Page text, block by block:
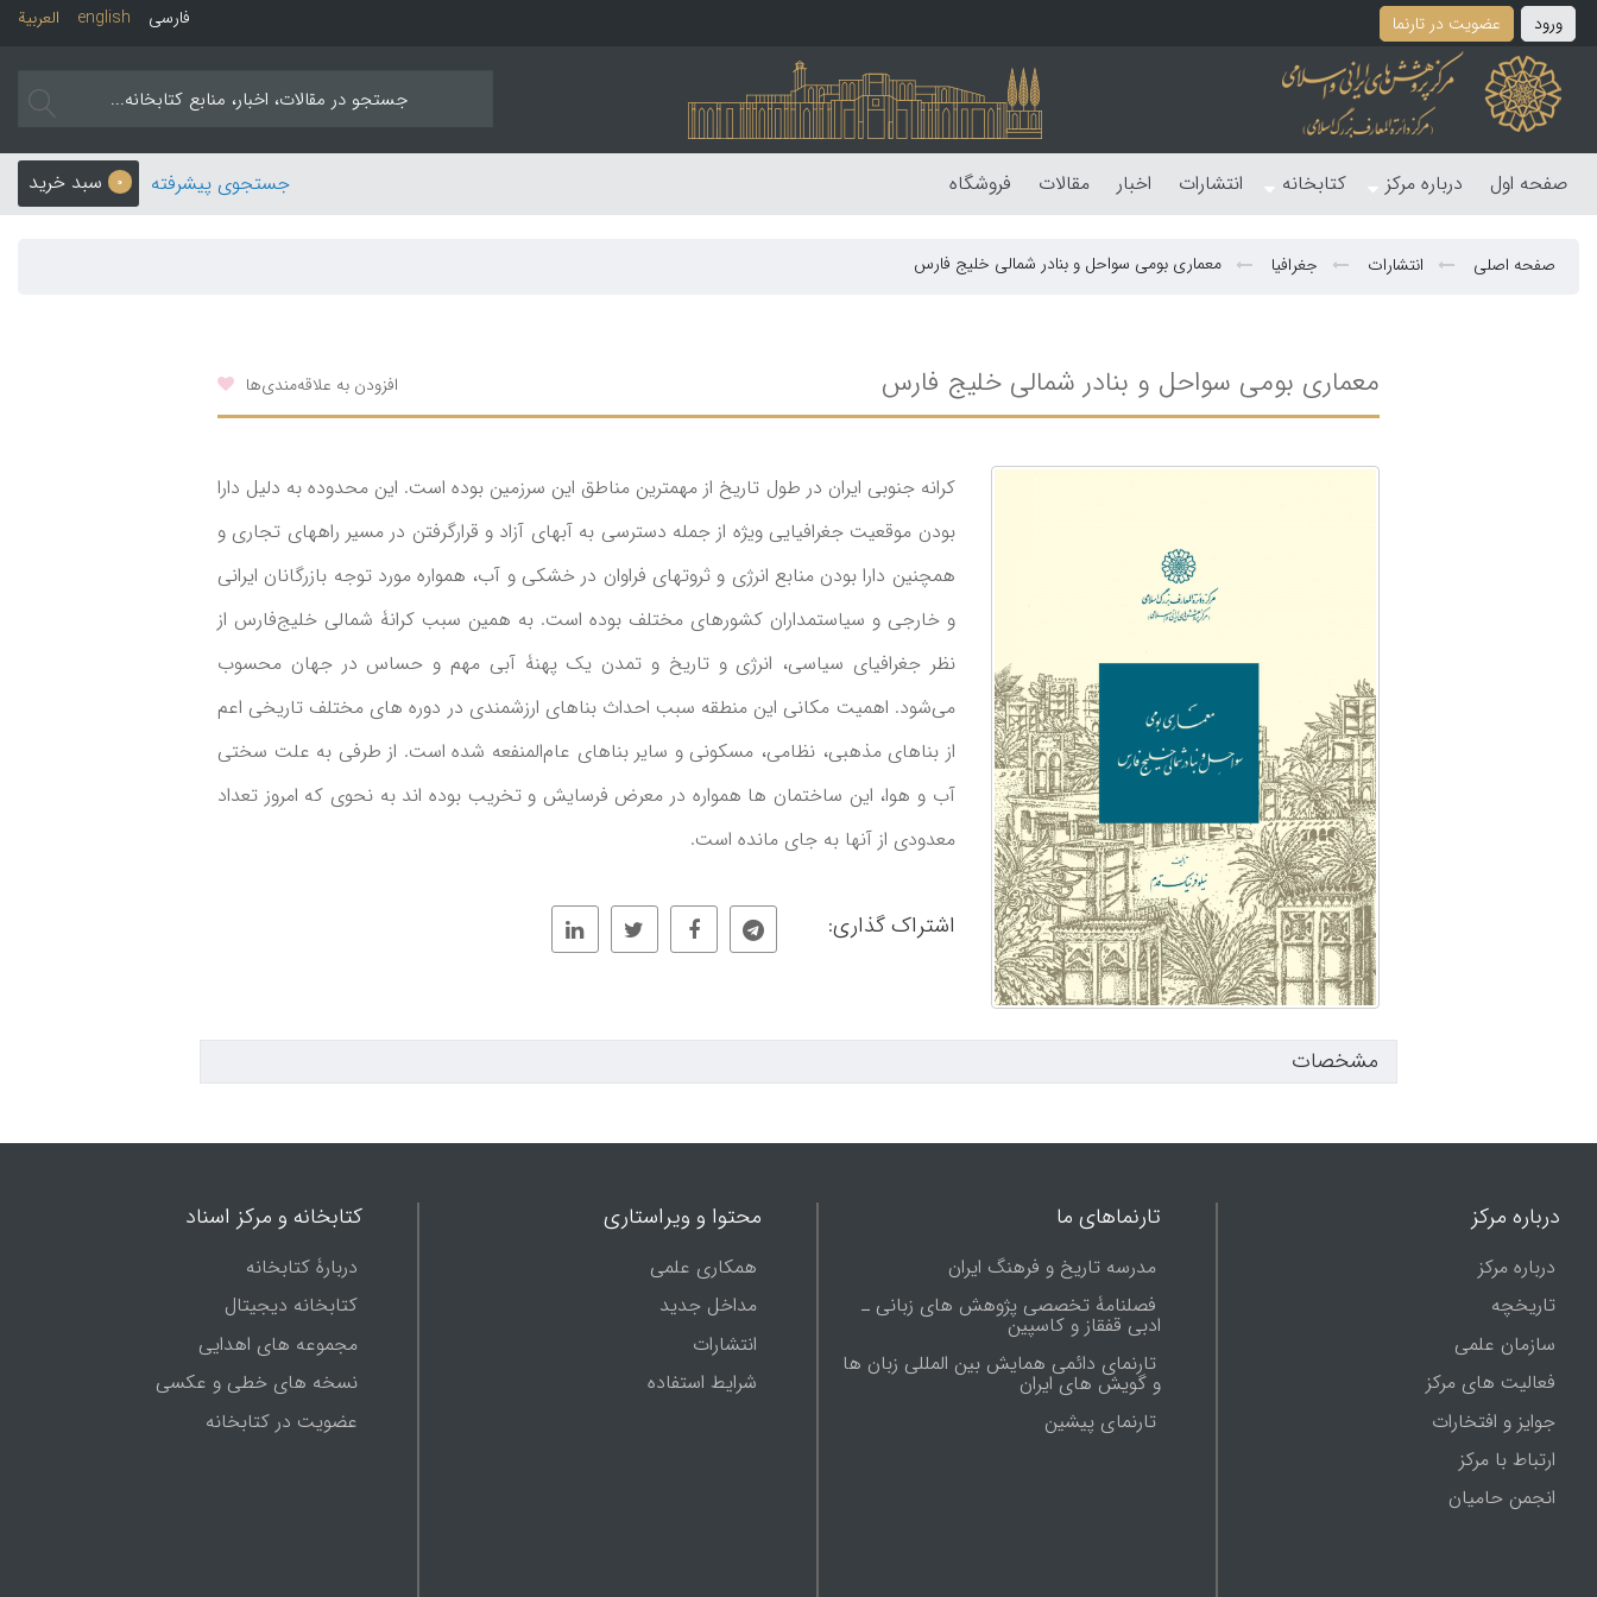
ورود عضویت در تارنما العربیة english فارسی
صفحه اول درباره مرکز کتابخانه انتشارات اخبار مقالات فروشگاه 0 سبد خرید جستجوی پیشرفته
صفحه اصلی انتشارات جغرافیا معماری بومی سواحل و بنادر شمالی خلیج فارس
معماری بومی سواحل و بنادر شمالی خلیج فارس افزودن به علاقه‌مندی‌ها
کرانه جنوبی ایران در طول تاریخ از مهمترین مناطق این سرزمین بوده ­است. این محدوده به دلیل دارا
بودن موقعیت جغرافیایی ویژه از جمله دسترسی به آب­های آزاد و قرارگرفتن در مسیر راههای تجاری و
همچنین دارا بودن منابع انرژی و ثروت­های فراوان در خشکی و آب، همواره مورد توجه بازرگانان ایرانی
و خارجی و سیاستمداران کشورهای مختلف بوده است. به همین سبب کرانۀ شمالی خلیج‌فارس از
نظر جغرافیای سیاسی، انرژی و تاریخ و تمدن یک پهنۀ آبی مهم و حساس در جهان محسوب
می‌شود. اهمیت مکانی این منطقه سبب احداث بناهای ارزشمندی در دوره ­های مختلف تاریخی اعم
از بناهای مذهبی، نظامی، مسکونی و سایر بناهای عام‌المنفعه شده ­است. از طرفی به علت سختی
آب و هوا، این ساختمان ­ها همواره در معرض فرسایش و تخریب بوده ­اند به نحوی که امروز تعداد
معدودی از آن­ها به ­جای مانده ­است.
اشتراک گذاری:
مشخصات
درباره مرکز
درباره مرکز
تاریخچه
سازمان علمی
فعالیت های مرکز
جوایز و افتخارات
ارتباط با مرکز
انجمن حامیان
تارنماهای ما
مدرسه تاریخ و فرهنگ ایران
فصلنامۀ تخصصی پژوهش های زبانی ـ
ادبی قفقاز و کاسپین
تارنمای دائمی همایش بین المللی زبان ها
و گویش های ایران
تارنماى پيشين
محتوا و ویراستاری
همکاری علمی
مداخل جدید
انتشارات
شرایط استفاده
کتابخانه و مرکز اسناد
دربارۀ کتابخانه
کتابخانه دیجیتال
مجموعه های اهدایی
نسخه های خطی و عکسی
عضویت در کتابخانه